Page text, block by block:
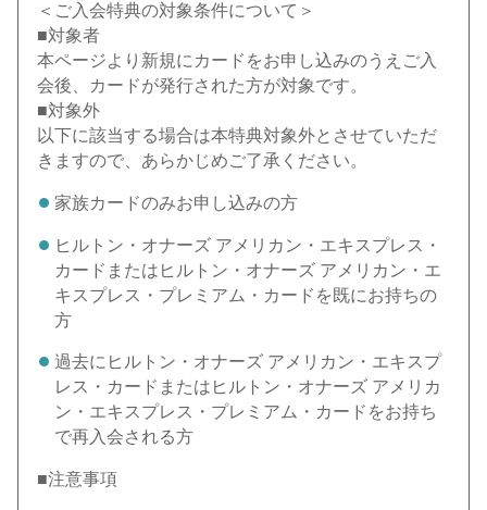
＜ご入会特典の対象条件について＞
■対象者
本ページより新規にカードをお申し込みのうえご入
会後、カードが発行された方が対象です。
■対象外
以下に該当する場合は本特典対象外とさせていただ
きますので、あらかじめご了承ください。
家族カードのみお申し込みの方
ヒルトン・オナーズ アメリカン・エキスプレス・
カードまたはヒルトン・オナーズ アメリカン・エ
キスプレス・プレミアム・カードを既にお持ちの
方
過去にヒルトン・オナーズ アメリカン・エキスプ
レス・カードまたはヒルトン・オナーズ アメリカ
ン・エキスプレス・プレミアム・カードをお持ち
で再入会される方
■注意事項